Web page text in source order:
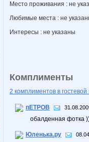
Место проживания : не
Любимые места : не
Интересы : не указаны
Комплименты
2 комплиментов в гостевой
пЕТРОВ
обалденная фотка
Юленька.ру